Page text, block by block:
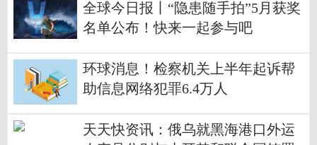
全球今日报丨“隐患随手拍”5月获奖
名单公布！快来一起参与吧
环球消息！检察机关上半年起诉帮
助信息网络犯罪6.4万人
天天快资讯：俄乌就黑海港口外运